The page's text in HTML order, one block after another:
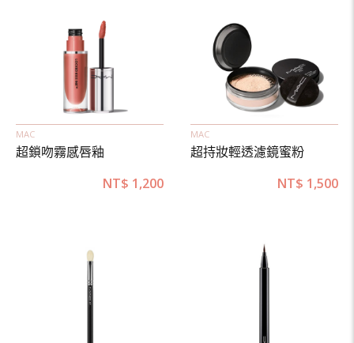
MAC
超鎖吻霧感唇釉
NT$ 1,200
MAC
超持妝輕透濾鏡蜜粉
NT$ 1,500